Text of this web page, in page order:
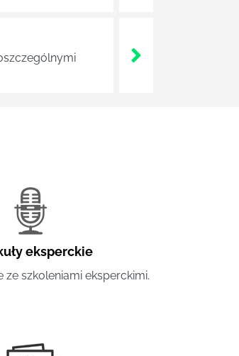
eksperckie
ze szkoleniami eksperckimi.